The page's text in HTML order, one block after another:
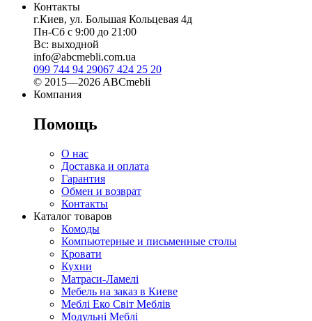
Контакты
г.Киев, ул. Большая Кольцевая 4д
Пн-Сб с 9:00 до 21:00
Вс: выходной
info@abcmebli.com.ua
099 744 94 29067 424 25 20
© 2015—2026 ABCmebli
Компания
Помощь
О нас
Доставка и оплата
Гарантия
Обмен и возврат
Контакты
Каталог товаров
Комоды
Компьютерные и письменные столы
Кровати
Кухни
Матраси-Ламелі
Мебель на заказ в Киеве
Меблі Еко Світ Меблів
Модульні Меблі